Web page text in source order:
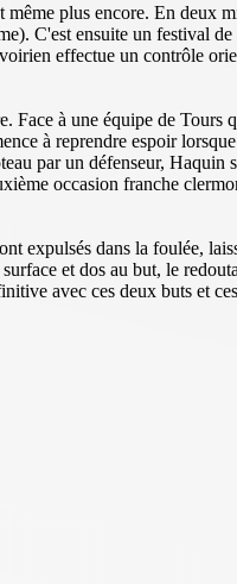
plus encore. En deux
C'est ensuite un festival
effectue un contrôle
Face à une équipe de Tours
à reprendre espoir
par un défenseur, Haquin
occasion franche
expulsés dans la foulée,
et dos au but, le
avec ces deux buts et